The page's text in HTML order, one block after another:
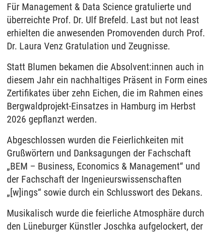
Für Management & Data Science gratulierte und
überreichte Prof. Dr. Ulf Brefeld. Last but not least
erhielten die anwesenden Promovenden durch Prof.
Dr. Laura Venz Gratulation und Zeugnisse.
Statt Blumen bekamen die Absolvent:innen auch in
diesem Jahr ein nachhaltiges Präsent in Form eines
Zertifikates über zehn Eichen, die im Rahmen eines
Bergwaldprojekt-Einsatzes in Hamburg im Herbst
2026 gepflanzt werden.
Abgeschlossen wurden die Feierlichkeiten mit
Grußwörtern und Danksagungen der Fachschaft
„BEM – Business, Economics & Management“ und
der Fachschaft der Ingenieurswissenschaften
„[w]ings“ sowie durch ein Schlusswort des Dekans.
Musikalisch wurde die feierliche Atmosphäre durch
den Lüneburger Künstler Joschka aufgelockert, der